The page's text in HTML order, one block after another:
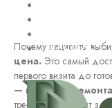
Контакты
Почему пациенты
цена. Это самый
первого визита до
— простота
треснула, её чинят за